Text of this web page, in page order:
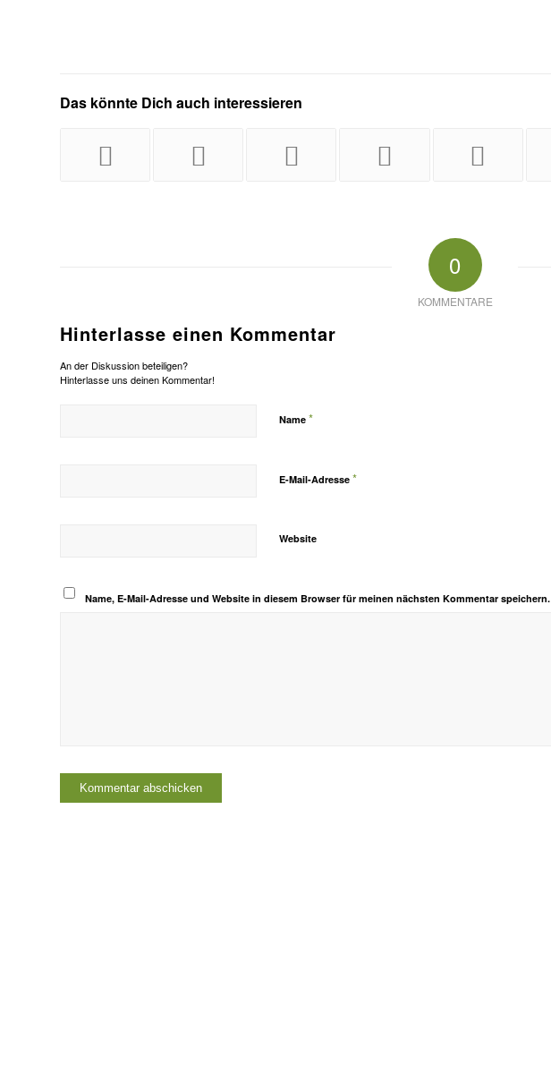
Das könnte Dich auch interessieren
0
KOMMENTARE
Hinterlasse einen Kommentar
An der Diskussion beteiligen?
Hinterlasse uns deinen Kommentar!
Name *
E-Mail-Adresse *
Website
Name, E-Mail-Adresse und Website in diesem Browser für meinen nächsten Kommentar speichern.